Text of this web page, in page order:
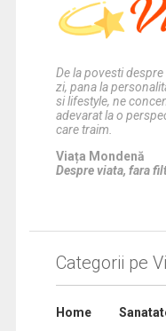
De la povesti
zi, pana la
si lifestyle, ne
adevarat la o
care traim.
Viața Mondenă
Despre viata, fara
Categorii pe
Home